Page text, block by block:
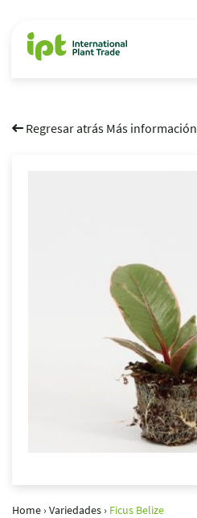
Regresar atrás Más información
Home›Variedades› Ficus Belize